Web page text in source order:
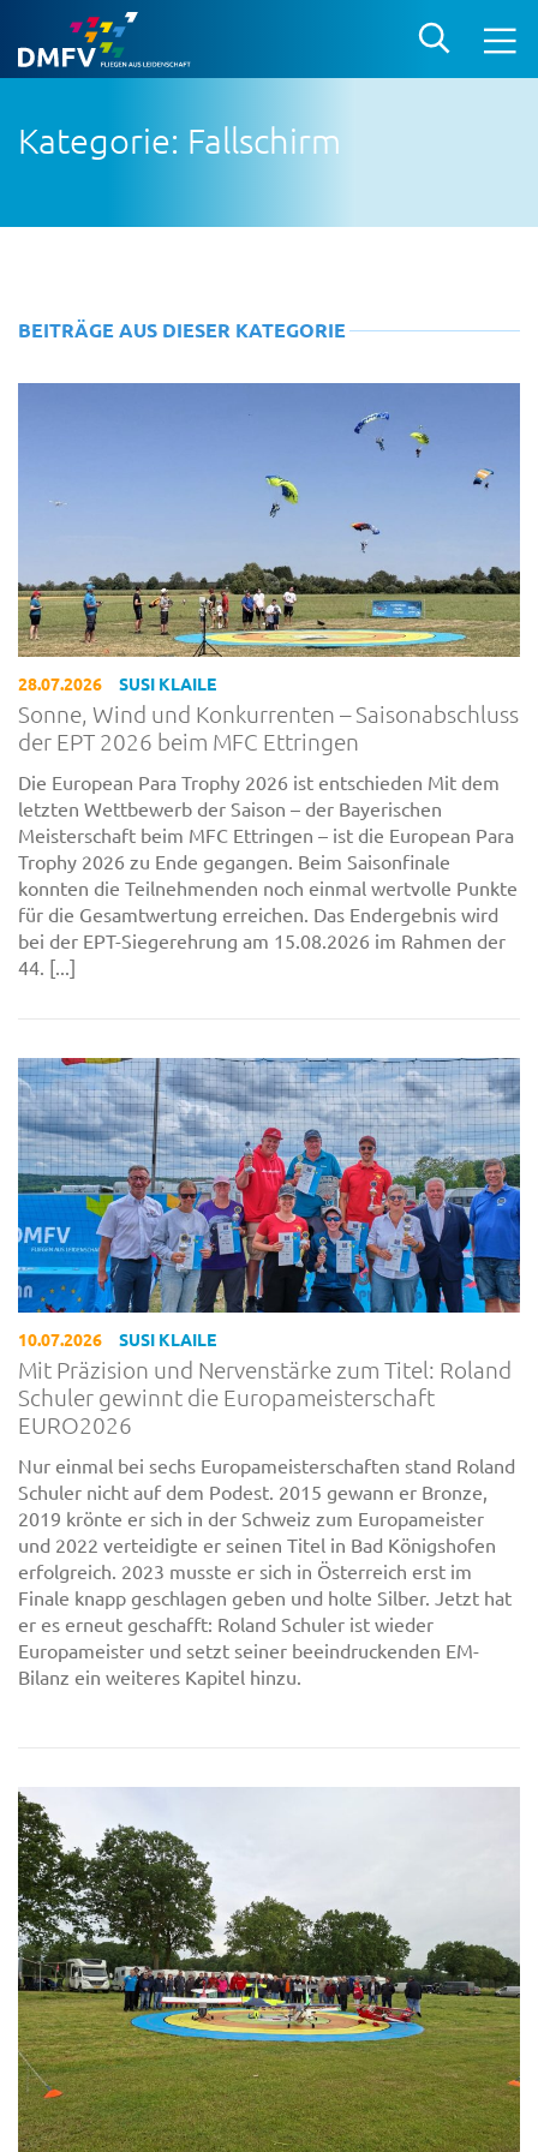
Kategorie: Fallschirm
BEITRÄGE AUS DIESER KATEGORIE
28.07.2026 SUSI KLAILE
Sonne, Wind und Konkurrenten – Saisonabschluss
der EPT 2026 beim MFC Ettringen
Die European Para Trophy 2026 ist entschieden Mit dem
letzten Wettbewerb der Saison – der Bayerischen
Meisterschaft beim MFC Ettringen – ist die European Para
Trophy 2026 zu Ende gegangen. Beim Saisonfinale
konnten die Teilnehmenden noch einmal wertvolle Punkte
für die Gesamtwertung erreichen. Das Endergebnis wird
bei der EPT-Siegerehrung am 15.08.2026 im Rahmen der
44. [...]
10.07.2026 SUSI KLAILE
Mit Präzision und Nervenstärke zum Titel: Roland
Schuler gewinnt die Europameisterschaft
EURO2026
Nur einmal bei sechs Europameisterschaften stand Roland
Schuler nicht auf dem Podest. 2015 gewann er Bronze,
2019 krönte er sich in der Schweiz zum Europameister
und 2022 verteidigte er seinen Titel in Bad Königshofen
erfolgreich. 2023 musste er sich in Österreich erst im
Finale knapp geschlagen geben und holte Silber. Jetzt hat
er es erneut geschafft: Roland Schuler ist wieder
Europameister und setzt seiner beeindruckenden EM-
Bilanz ein weiteres Kapitel hinzu.